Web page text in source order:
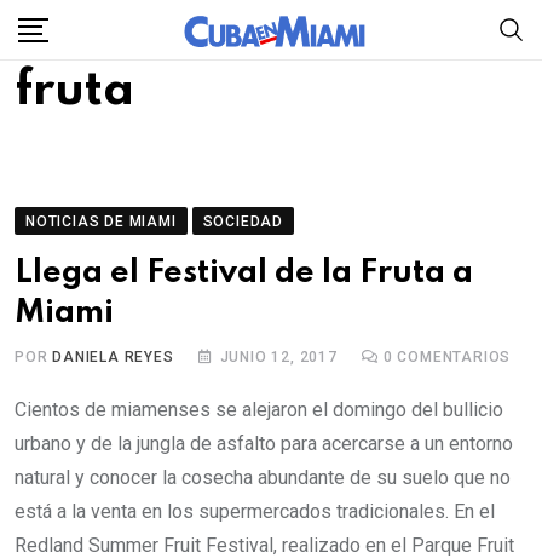
Skip
content
fruta
NOTICIAS DE MIAMI SOCIEDAD
Llega el Festival de la Fruta a
Miami
POR DANIELA REYES JUNIO 12, 2017 0 COMENTARIOS
Cientos de miamenses se alejaron el domingo del bullicio
urbano y de la jungla de asfalto para acercarse a un entorno
natural y conocer la cosecha abundante de su suelo que no
está a la venta en los supermercados tradicionales. En el
Redland Summer Fruit Festival, realizado en el Parque Fruit